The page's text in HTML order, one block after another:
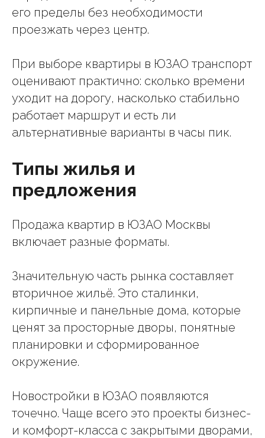
его пределы без необходимости
проезжать через центр.
При выборе квартиры в ЮЗАО транспорт
оценивают практично: сколько времени
уходит на дорогу, насколько стабильно
работает маршрут и есть ли
альтернативные варианты в часы пик.
Типы жилья и
предложения
Продажа квартир в ЮЗАО Москвы
включает разные форматы.
Значительную часть рынка составляет
вторичное жильё. Это сталинки,
кирпичные и панельные дома, которые
ценят за просторные дворы, понятные
планировки и сформированное
окружение.
Новостройки в ЮЗАО появляются
точечно. Чаще всего это проекты бизнес-
и комфорт-класса с закрытыми дворами,